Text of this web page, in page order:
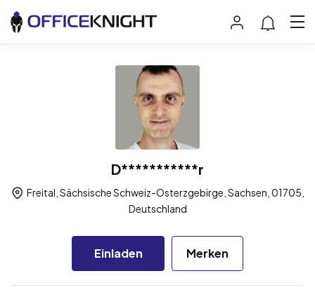
D***********r
Freital, Sächsische Schweiz-Osterzgebirge, Sachsen, 01705,
Deutschland
Einladen Merken